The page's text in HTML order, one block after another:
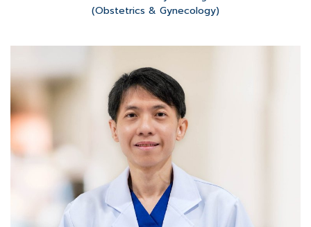
(Obstetrics & Gynecology)